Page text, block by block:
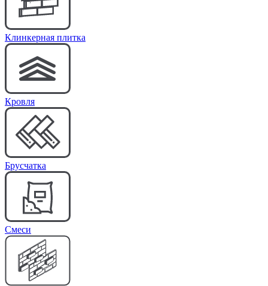
Клинкерная плитка
Кровля
Брусчатка
Cмеси